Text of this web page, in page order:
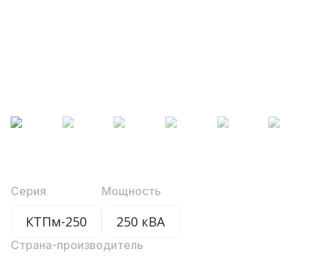
Серия
КТПм-250
Мощность
250 кВА
Страна-производитель